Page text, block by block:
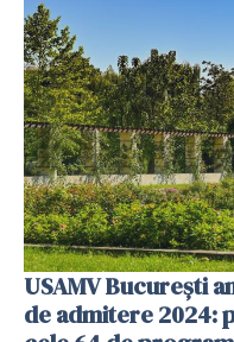
USAMV București
de admitere 2024: